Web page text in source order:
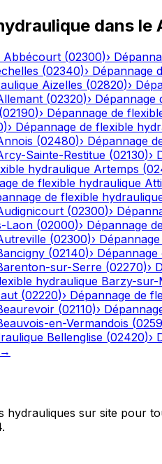
dans le
Abbécourt (02300)›
(02340)› Dépannage
Aizelles (02820)›
(02320)› Dépannage
(02190)› Dépannage de
)› Dépannage de flexible
(02480)› Dépannage
Sainte-Restitue (02130)›
hydraulique Artemps (
de flexible hydraulique
de flexible
(02300)›
Laon (02000)› Dépannage
(02300)›
(02140)›
sur-Serre (02270)›
hydraulique Barzy-sur-
(02220)› Dépannage de
(02110)›
en-Vermandois (
Bellenglise (02420)›
→
hydrauliques sur site pour